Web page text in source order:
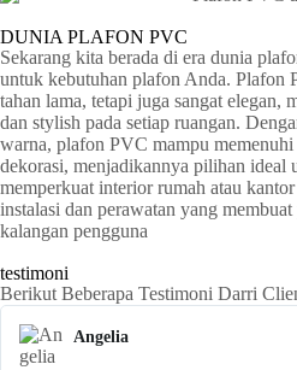
DUNIA PLAFON PVC
Sekarang kita berada di era dunia
untuk kebutuhan plafon Anda. Plafon
tahan lama, tetapi juga sangat elegan,
dan stylish pada setiap ruangan.
warna, plafon PVC mampu memenuhi
dekorasi, menjadikannya pilihan ideal
memperkuat interior rumah atau
instalasi dan perawatan yang
kalangan pengguna
testimoni
Berikut Beberapa Testimoni Darri
Angelia